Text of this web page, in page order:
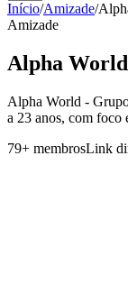
Início/Amizade/
Amizade
Alpha World
Alpha World -
a 23 anos, com foco
79+ membrosLink